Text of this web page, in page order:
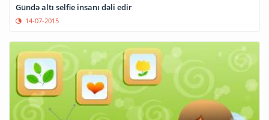
Gündə altı selfie insanı dəli edir
14-07-2015